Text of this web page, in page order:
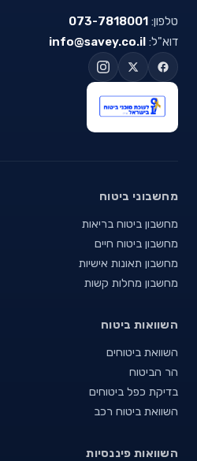
טלפון: 073-7818001
דוא"ל: info@savey.co.il
מחשבוני ביטוח
מחשבון ביטוח בריאות
מחשבון ביטוח חיים
מחשבון תאונות אישיות
מחשבון מחלות קשות
השוואות ביטוח
השוואת ביטוחים
הר הביטוח
בדיקת כפל ביטוחים
השוואת ביטוח רכב
השוואות פיננסיות